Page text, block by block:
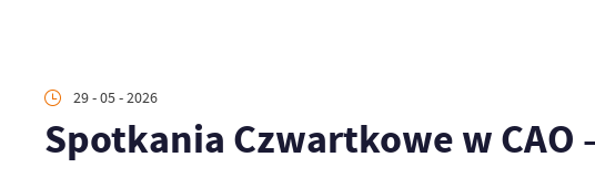
29 - 05 - 2026
Spotkania Czwartkowe w